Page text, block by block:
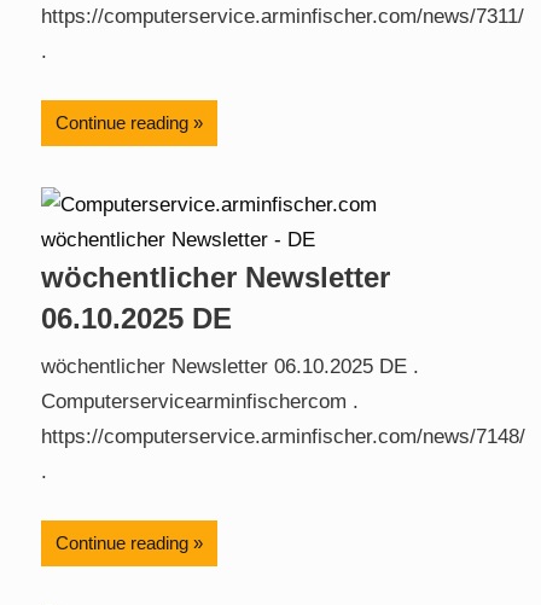
https://computerservice.arminfischer.com/news/7311/
.
Continue reading
wöchentlicher Newsletter
06.10.2025 DE
wöchentlicher Newsletter 06.10.2025 DE .
Computerservicearminfischercom .
https://computerservice.arminfischer.com/news/7148/
.
Continue reading